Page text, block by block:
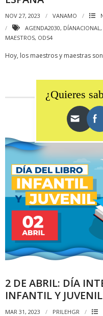
NOV 27, 2023 VANAMO
AGENDA2030, DÍANACIONAL,
MAESTROS, ODS4
Hoy, los maestros y maestras
2 DE ABRIL: DÍA
INFANTIL Y JUVENIL
MAR 31, 2023 PRILEHGR
¿Quieres